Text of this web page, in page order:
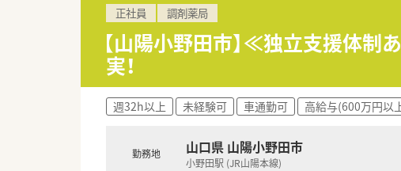
＜研修制度＞
■充実した研修フォロー体制も好評です
e-ラーニングの補助制度もあり資格取
■ツルハグループとして中国地方で業界
舗数共に業界トップクラスです。
■年間で10店舗以上の新規出店を継続
歳です。
■調剤薬局部門で採用された薬剤師の業
正社員 調剤薬局
【山陽小野田市】≪独立支援体
実！
週32h以上 未経験可 車通勤可 高給与(600万円以
勤務地 山口県 山陽小野田市
小野田駅 (JR山陽本線)